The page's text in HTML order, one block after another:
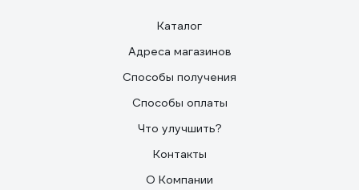
Каталог
Адреса магазинов
Способы получения
Способы оплаты
Что улучшить?
Контакты
О Компании